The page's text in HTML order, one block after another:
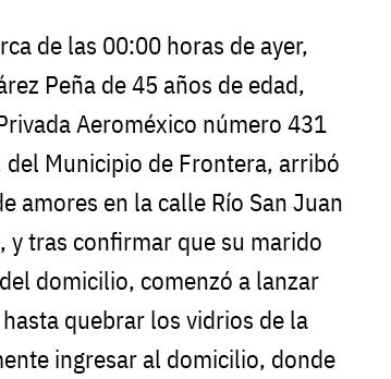
de las 00:00 horas de ayer,
Peña de 45 años de edad,
Aeroméxico número 431
Municipio de Frontera, arribó
amores en la calle Río San Juan
y tras confirmar que su marido
domicilio, comenzó a lanzar
quebrar los vidrios de la
ingresar al domicilio, donde